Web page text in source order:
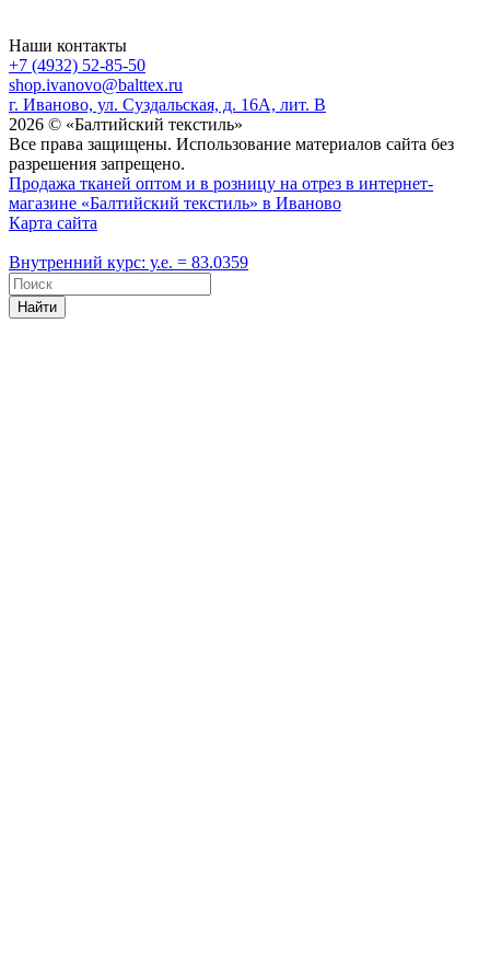
Наши контакты
+7 (4932) 52-85-50
shop.ivanovo@balttex.ru
г. Иваново, ул. Суздальская, д. 16А, лит. В
2026 © «Балтийский текстиль»
Все права защищены. Использование материалов сайта без
разрешения запрещено.
Продажа тканей оптом и в розницу на отрез в интернет-
магазине «Балтийский текстиль» в Иваново
Карта сайта
Внутренний курс: у.е. = 83.0359
Найти